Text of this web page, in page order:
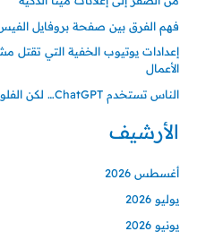
فهم الفرق بين صفحة بروفايل الفيس
إعدادات يوتيوب الخفية التي تقتل
الأعمال
الناس تستخدم ChatGPT… لكن الفلوس الحقيقية في الـ API 🤯
الأرشيف
أغسطس 2026
يوليو 2026
يونيو 2026